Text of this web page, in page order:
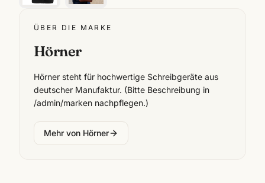
ÜBER DIE MARKE
Hörner
Hörner steht für hochwertige Schreibgeräte aus
deutscher Manufaktur. (Bitte Beschreibung in
/admin/marken nachpflegen.)
Mehr von Hörner